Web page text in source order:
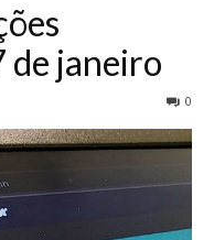
de janeiro
0